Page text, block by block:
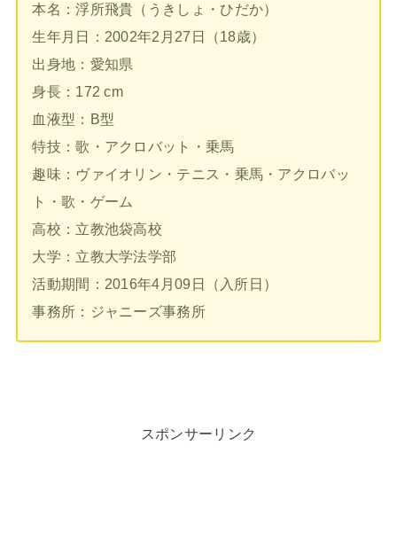
本名：浮所飛貴（うきしょ・ひだか）
生年月日：2002年2月27日（18歳）
出身地：愛知県
身長：172 cm
血液型：B型
特技：歌・アクロバット・乗馬
趣味：ヴァイオリン・テニス・乗馬・アクロバッ
ト・歌・ゲーム
高校：立教池袋高校
大学：立教大学法学部
活動期間：2016年4月09日（入所日）
事務所：ジャニーズ事務所
スポンサーリンク